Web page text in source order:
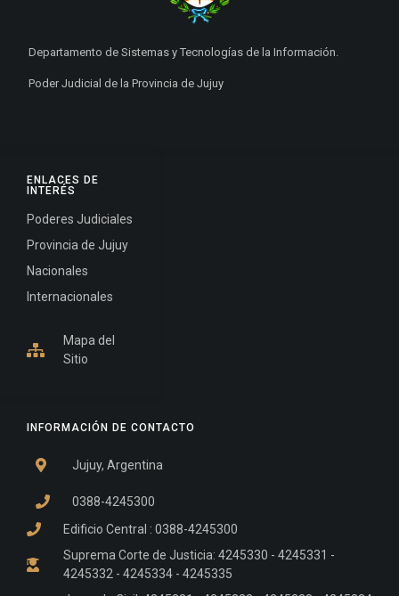
INFORMACIÓN DE CONTACTO
Jujuy, Argentina
0388-4245300
Edificio Central : 0388-4245300
Suprema Corte de Justicia: 4245330 - 4245331 -
4245332 - 4245334 - 4245335
ENLACES DE
INTERÉS
Poderes Judiciales
Provincia de Jujuy
Nacionales
Internacionales
Mapa del
Sitio
Departamento de Sistemas y Tecnologías de la Información.
Poder Judicial de la Provincia de Jujuy